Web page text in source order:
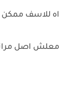
اه للاسف
معلش اصل